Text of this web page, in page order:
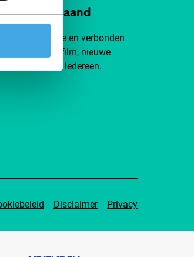
€4 per maand
nieuwsgierige en verbonden
film, nieuwe
voor iedereen.
Disclaimer Privacy